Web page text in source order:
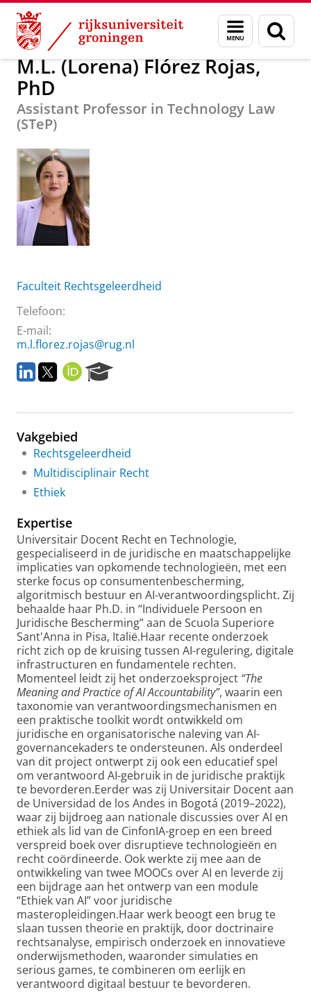
Skip
Content
Skip
Navigation
Menu
en
zoeken
Over ons M.L. (Lorena) Flórez Rojas, PhD
M.L. (Lorena) Flórez Rojas,
PhD
Assistant Professor in Technology Law
(STeP)
Faculteit Rechtsgeleerdheid
Telefoon:
E-mail:
m.l.florez.rojas@rug.nl
L
i
k
d
I
n
T
w
t
e
r
O
R
I
e
c
h
P
a
l
Vakgebied
Rechtsgeleerdheid
Multidisciplinair Recht
Ethiek
Expertise
Universitair Docent Recht en Technologie,
gespecialiseerd in de juridische en maatschappelijke
implicaties van opkomende technologieën, met een
sterke focus op consumentenbescherming,
algoritmisch bestuur en AI-verantwoordingsplicht. Zij
behaalde haar Ph.D. in “Individuele Persoon en
Juridische Bescherming” aan de Scuola Superiore
Sant'Anna in Pisa, Italië.Haar recente onderzoek
richt zich op de kruising tussen AI-regulering, digitale
infrastructuren en fundamentele rechten.
Momenteel leidt zij het onderzoeksproject “The
Meaning and Practice of AI Accountability”, waarin een
taxonomie van verantwoordingsmechanismen en
een praktische toolkit wordt ontwikkeld om
juridische en organisatorische naleving van AI-
governancekaders te ondersteunen. Als onderdeel
van dit project ontwerpt zij ook een educatief spel
om verantwoord AI-gebruik in de juridische praktijk
te bevorderen.Eerder was zij Universitair Docent aan
de Universidad de los Andes in Bogotá (2019–2022),
waar zij bijdroeg aan nationale discussies over AI en
ethiek als lid van de CinfonIA-groep en een breed
verspreid boek over disruptieve technologieën en
recht coördineerde. Ook werkte zij mee aan de
ontwikkeling van twee MOOCs over AI en leverde zij
een bijdrage aan het ontwerp van een module
“Ethiek van AI” voor juridische
masteropleidingen.Haar werk beoogt een brug te
slaan tussen theorie en praktijk, door doctrinaire
rechtsanalyse, empirisch onderzoek en innovatieve
onderwijsmethoden, waaronder simulaties en
serious games, te combineren om eerlijk en
verantwoord digitaal bestuur te bevorderen.